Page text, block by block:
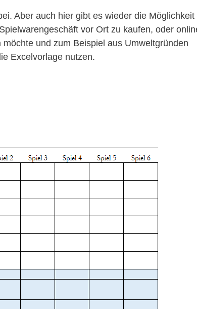
Aber auch hier gibt es wieder die Möglichkeit
vor Ort zu kaufen, oder
und zum Beispiel aus Umweltgründen
Excelvorlage nutzen.